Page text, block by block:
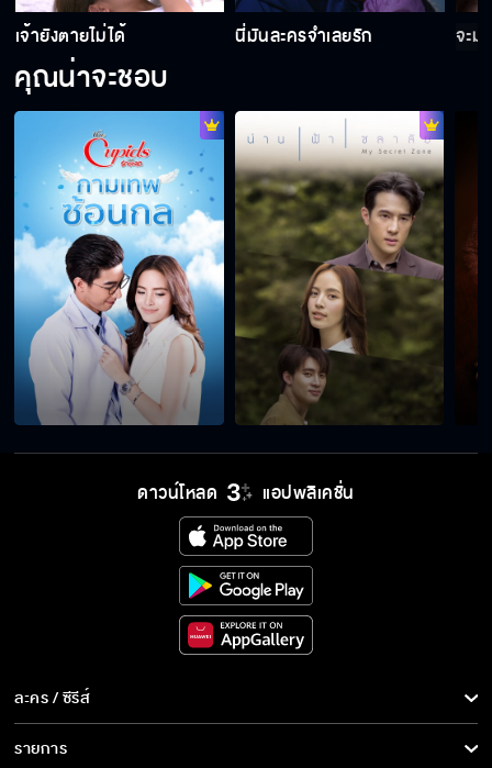
เจ้ายังตายไม่ได้ นี่มันละครจำเลยรัก จะม
คุณน่าจะชอบ
ดาวน์โหลด แอปพลิเคชั่น
ละคร / ซีรีส์
ละคร/ซีรีส์
รายการ